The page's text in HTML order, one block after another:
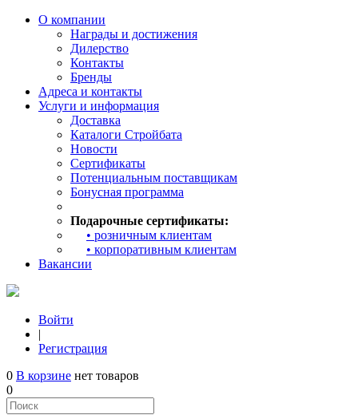
О компании
Награды и достижения
Дилерство
Контакты
Бренды
Адреса и контакты
Услуги и информация
Доставка
Каталоги Стройбата
Новости
Сертификаты
Потенциальным поставщикам
Бонусная программа
Подарочные сертификаты:
• розничным клиентам
• корпоративным клиентам
Вакансии
Войти
|
Регистрация
0 В корзине нет товаров
0